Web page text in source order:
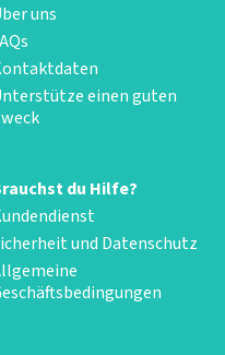
uns
einen guten
du Hilfe?
und Datenschutz